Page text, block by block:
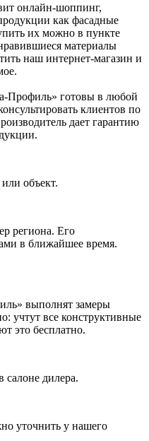
онлайн-шоппинг,
как фасадные
их можно в пункте
материалы
наш интернет-магазин и
Профиль» готовы в любой
клиентов по
дает гарантию
объект.
региона. Его
в ближайшее время.
выполнят замеры
учтут все конструктивные
это бесплатно.
дилера.
уточнить у нашего